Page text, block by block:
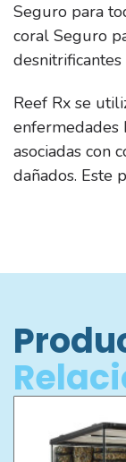
Seguro para
coral Seguro
desnitrificantes
Reef Rx se
enfermedades
asociadas con
dañados. Este